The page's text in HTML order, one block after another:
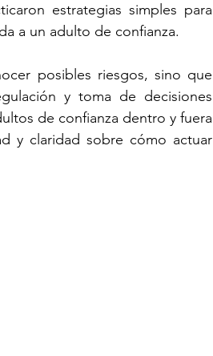
estrategias simples para
a un adulto de confianza.
posibles riesgos, sino que
y toma de decisiones
de confianza dentro y fuera
y claridad sobre cómo actuar